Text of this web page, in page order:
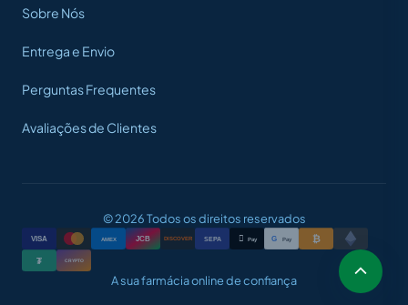
Sobre Nós
Entrega e Envio
Perguntas Frequentes
Avaliações de Clientes
© 2026 Todos os direitos reservados
VISA AMEX JCB DISCOVER SEPA  Pay G Pay ₿
₮ CRYPTO
A sua farmácia online de confiança